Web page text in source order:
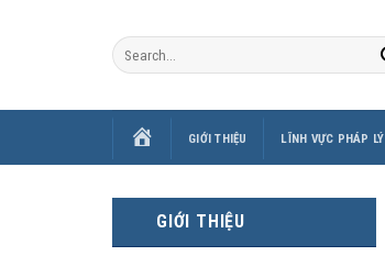
TRANGGIỚI THIỆU LĨNH VỰC PHÁP LÝ
GIỚI THIỆU